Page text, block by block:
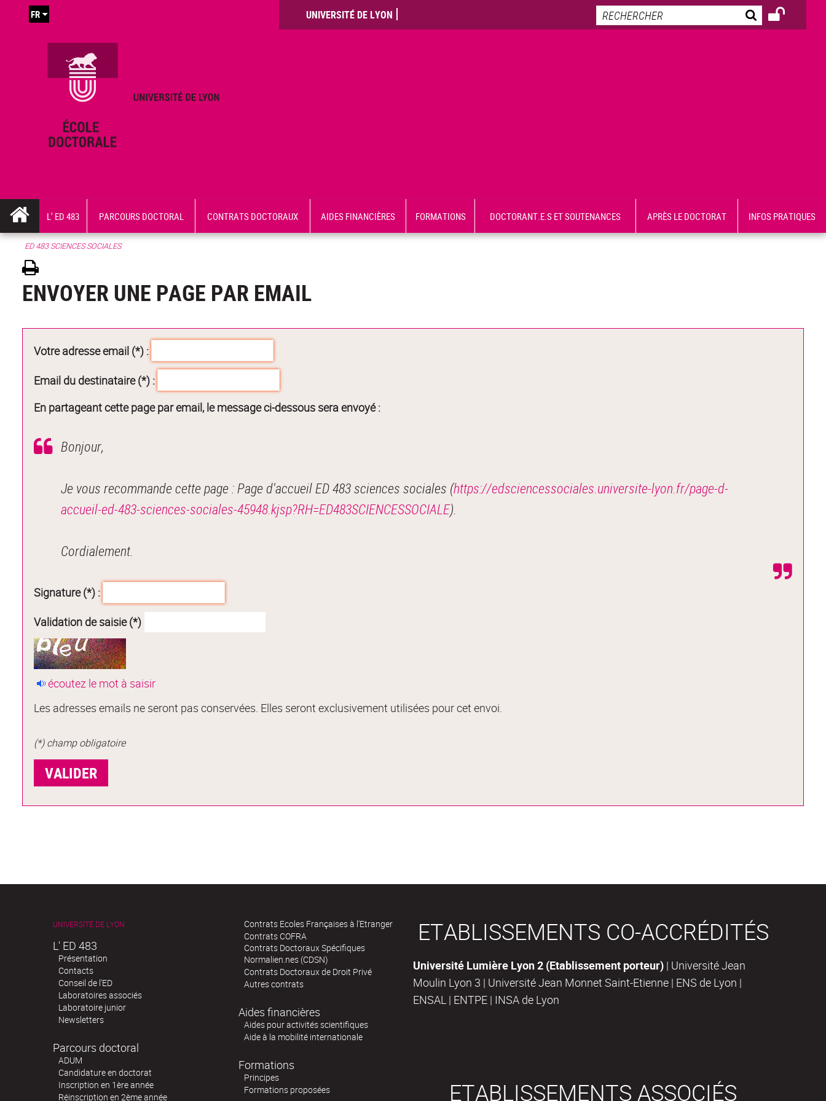
UNIVERSITÉ DE LYON
FR
L' ED 483 PARCOURS DOCTORAL CONTRATS DOCTORAUX AIDES FINANCIÈRES FORMATIONS DOCTORANT.E.S ET SOUTENANCES APRÈS LE DOCTORAT INFOS PRATIQUES
ED 483 SCIENCES SOCIALES
ENVOYER UNE PAGE PAR EMAIL
Votre adresse email (*) :
Email du destinataire (*) :
En partageant cette page par email, le message ci-dessous sera envoyé :
Bonjour,
Je vous recommande cette page : Page d'accueil ED 483 sciences sociales (https://edsciencessociales.universite-lyon.fr/page-d-
accueil-ed-483-sciences-sociales-45948.kjsp?RH=ED483SCIENCESSOCIALE).
Cordialement.
Signature (*) :
Validation de saisie (*)
écoutez le mot à saisir
Les adresses emails ne seront pas conservées. Elles seront exclusivement utilisées pour cet envoi.
(*) champ obligatoire
UNIVERSITÉ DE LYON
L' ED 483
Présentation
Contacts
Conseil de l'ED
Laboratoires associés
Laboratoire junior
Newsletters
Parcours doctoral
ADUM
Candidature en doctorat
Inscription en 1ère année
Réinscription en 2ème année
Contrats Ecoles Françaises à l'Etranger
Contrats COFRA
Contrats Doctoraux Spécifiques
Normalien.nes (CDSN)
Contrats Doctoraux de Droit Privé
Autres contrats
Aides financières
Aides pour activités scientifiques
Aide à la mobilité internationale
Formations
Principes
Formations proposées
ETABLISSEMENTS CO-ACCRÉDITÉS
Université Lumière Lyon 2 (Etablissement porteur) | Université Jean
Moulin Lyon 3 | Université Jean Monnet Saint-Etienne | ENS de Lyon |
ENSAL | ENTPE | INSA de Lyon
ETABLISSEMENTS ASSOCIÉS